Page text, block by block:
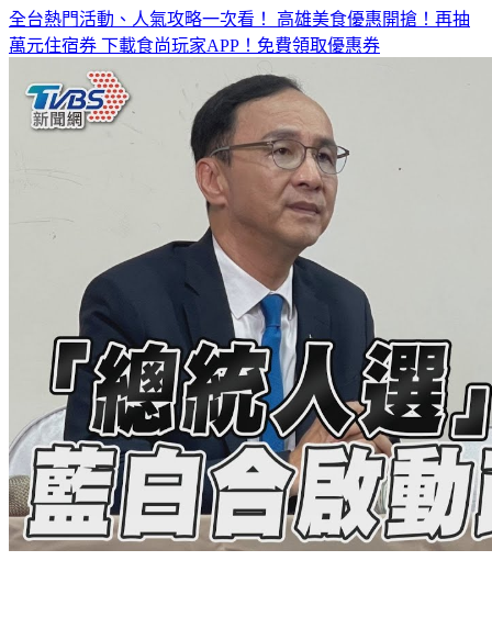
全台熱門活動、人氣攻略一次看！ 高雄美食優惠開搶！再抽
萬元住宿券 下載食尚玩家APP！免費領取優惠券